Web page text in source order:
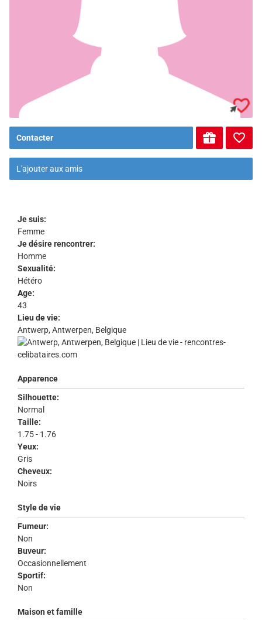
Contacter
L'ajouter aux amis
Je suis:
Femme
Je désire rencontrer:
Homme
Sexualité:
Hétéro
Age:
43
Lieu de vie:
Antwerp, Antwerpen, Belgique
Apparence
Silhouette:
Normal
Taille:
1.75 - 1.76
Yeux:
Gris
Cheveux:
Noirs
Style de vie
Fumeur:
Non
Buveur:
Occasionnellement
Sportif:
Non
Maison et famille